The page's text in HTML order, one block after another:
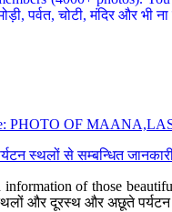
पर्वत, चोटी, मंदिर और भी
PHOTO OF
स्थलों से सम्बन्धित
of those
स्थलों और दूरस्थ और अछूते